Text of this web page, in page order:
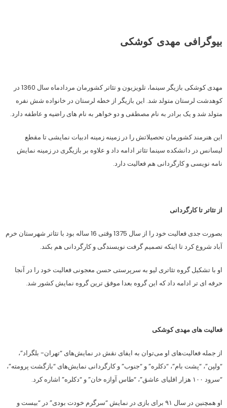
بیوگرافی مهدی کوشکی
مهدی کوشکی بازیگر سینما، تلویزیون و تئاتر کشورمان مردادماه سال 1360 در
کوهدشت لرستان متولد شد. این بازیگر از خطه لرستان در خانواده شش نفره
متولد شد و یک برادر به نام مصطفی و دو خواهر به نام های راضیه و عاطفه دارد.
این هنرمند کشورمان تحصیلاتش را در زمینه زمینه ادبیات نمایشی تا مقطع
لیسانس در دانشکده سینما تئاتر ادامه داد و علاوه بر بازیگری در زمینه نمایش
نامه نویسی و کارگردانی هم فعالیت دارد.
از تئاتر تا کارگردانی
بصورت جدی فعالیت خود را از سال 1375 وقتی 16 ساله بود با تئاتر شهرستان خرم
آباد شروع کرد تا اینکه تصمیم گرفت نویسندگی و کارگردانی هم بکند.
او با تشکیل گروه تئاتری لیو به سرپرستی حسن معجونی فعالیت خود را در آنجا
حرفه ای تر ادامه داد که این گروه بعدا موفق ترین گروه نمایش کشور شد.
فعالیت های مهدی کوشکی
از جمله فعالیت‌های او می‌توان به ایفای نقش در نمایش‌های “تهران- بلگراد”،
“ولپن”، “پشت بام”، “دکلره” و “جنوب” و کارگردانی نمایش‌های “بازگشت پرومته”،
“سرود ۱۰۰ هزار افلیای عاشق”، “طاس آوازه خان” و “دکلره” اشاره کرد.
او همچنین در سال ۹۱ برای بازی در نمایش “سرگرم خودت بودی” در “بیست و